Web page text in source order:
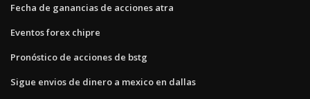
Fecha de ganancias de acciones atra
Eventos forex chipre
Pronóstico de acciones de bstg
Sigue envios de dinero a mexico en dallas